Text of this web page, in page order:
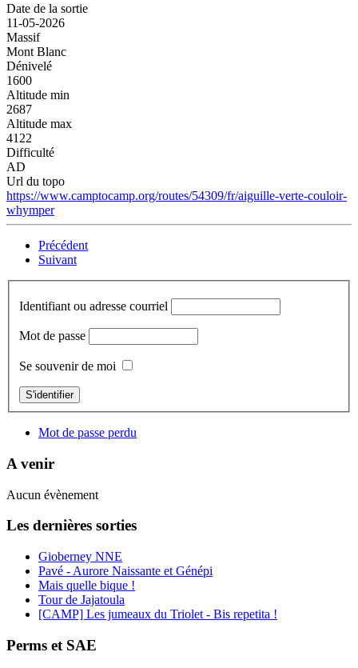
Date de la sortie
11-05-2026
Massif
Mont Blanc
Dénivelé
1600
Altitude min
2687
Altitude max
4122
Difficulté
AD
Url du topo
https://www.camptocamp.org/routes/54309/fr/aiguille-verte-couloir-
whymper
Précédent
Suivant
Identifiant ou adresse courriel
Mot de passe
Se souvenir de moi
S'identifier
Mot de passe perdu
A venir
Aucun évènement
Les dernières sorties
Gioberney NNE
Pavé - Aurore Naissante et Génépi
Mais quelle bique !
Tour de Jajatoula
[CAMP] Les jumeaux du Triolet - Bis repetita !
Perms et SAE